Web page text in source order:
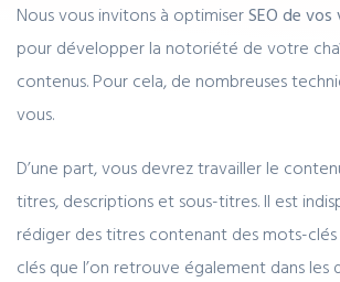
Nous vous invitons à optimiserSEO de
pour développer la notoriété de votre
contenus. Pour cela, de nombreuses
vous.
D’une part, vous devrez travailler le
titres, descriptions et sous-titres. Il est
rédiger des titres contenant des mots-clés
clés que l’on retrouve également dans les